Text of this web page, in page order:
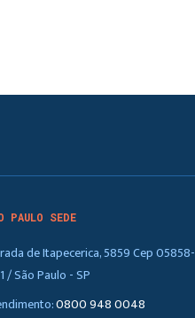
PAULO SEDE
de Itapecerica, 5859 Cep 05858-
/ São Paulo - SP
0800 948 0048